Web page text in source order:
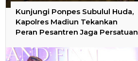
Kunjungi Ponpes Subulul Huda,
Kapolres Madiun Tekankan
Peran Pesantren Jaga Persatuan